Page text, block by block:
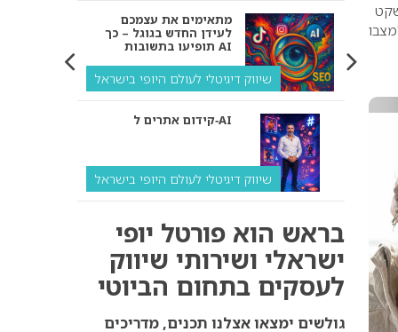
מתאימים את עצמכם
לעידן החדש בגוגל – כך
תופיעו בתשובות AI
שיווק דיגיטלי לעולם היופי בישראל
קידום אתרים ל‑AI
שיווק דיגיטלי לעולם היופי בישראל
ולמה העסק שלך צריך
שיווק דיגיטלי לעסקים
קידום ל‑AI לעומת קידום
בראש הוא פורטל יופי
ישראלי ושירותי שיווק
לעסקים בתחום הביוטי
גולשים ימצאו אצלנו תכנים, מדריכים